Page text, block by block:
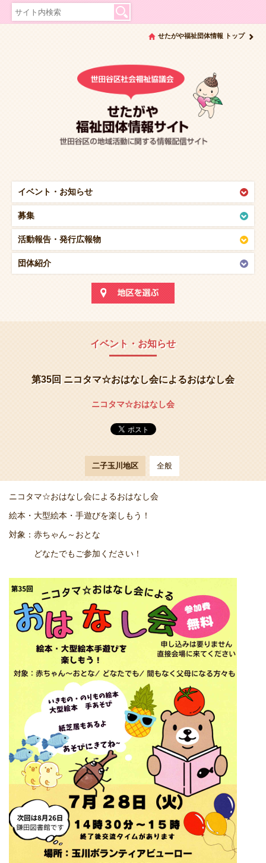
イベント・ お知らせ
募集
活動報告・ 発行広報物
団体紹介
せたがや福祉団体情報 トップ
イベント・お知らせ
第35回 ニコタマ☆おはなし会によるおはなし会
ニコタマ☆おはなし会
二子玉川地区 全般
ニコタマ☆おはなし会によるおはなし会
絵本・大型絵本・手遊びを楽しもう！
対象：赤ちゃん～おとな
どなたでもご参加ください！